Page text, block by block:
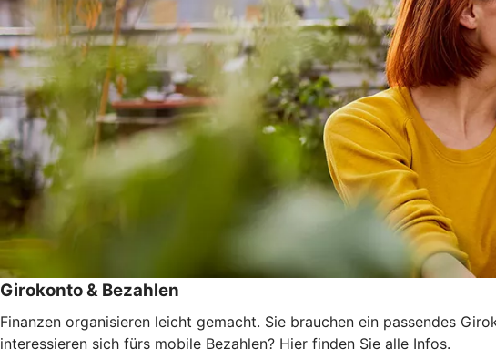
Girokonto & Bezahlen
Finanzen organisieren leicht gemacht. Sie brauchen ein passendes
interessieren sich fürs mobile Bezahlen? Hier finden Sie alle Infos.